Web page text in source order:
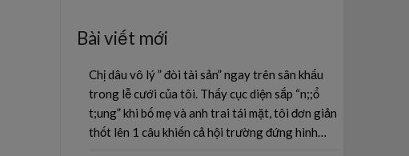
Bài viết mới
Chị dâu vô lý ” đòi tài sản” ngay trên sân khấu
trong lễ cưới của tôi. Thấy cục diện sắp “n;;ổ
t;ung” khi bố mẹ và anh trai tái mặt, tôi đơn giản
thốt lên 1 câu khiến cả hội trường đứng hình…